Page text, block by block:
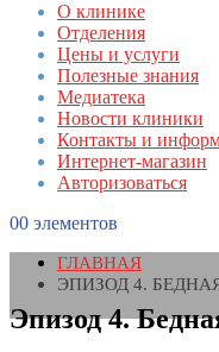
О клинике
Отделения
Цены и услуги
Полезные знания
Медиатека
Новости клиники
Контакты и
Интернет-магазин
Авторизоваться
00 элементов
ГЛАВНАЯ
ЭПИЗОД 4.
Эпизод 4.